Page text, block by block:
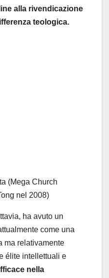
alla rivendicazione
teologica.
(Mega Church
nel 2008)
ha avuto un
come una
ma relativamente
élite intellettuali e
nella